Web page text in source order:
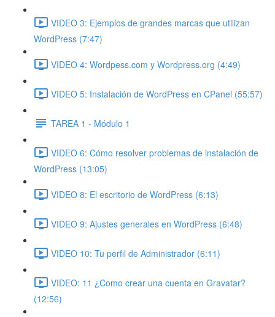
VIDEO 3: Ejemplos de grandes marcas que utilizan
WordPress (7:47)
VIDEO 4: Wordpess.com y Wordpress.org (4:49)
VIDEO 5: Instalación de WordPress en CPanel (55:57)
TAREA 1 - Módulo 1
VIDEO 6: Cómo resolver problemas de instalación de
WordPress (13:05)
VIDEO 8: El escritorio de WordPress (6:13)
VIDEO 9: Ajustes generales en WordPress (6:48)
VIDEO 10: Tu perfil de Administrador (6:11)
VIDEO: 11 ¿Como crear una cuenta en Gravatar?
(12:56)